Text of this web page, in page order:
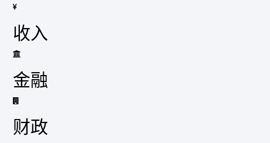
收入
金融
财政